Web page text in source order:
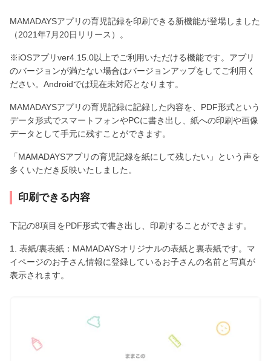
MAMADAYSアプリの育児記録を印刷できる新機能が登場しました
（2021年7月20日リリース）。
※iOSアプリver4.15.0以上でご利用いただける機能です。アプリ
のバージョンが満たない場合はバージョンアップをしてご利用く
ださい。Androidでは現在未対応となります。
MAMADAYSアプリの育児記録に記録した内容を、PDF形式という
データ形式でスマートフォンやPCに書き出し、紙への印刷や画像
データとして手元に残すことができます。
「MAMADAYSアプリの育児記録を紙にして残したい」という声を
多くいただき反映いたしました。
印刷できる内容
下記の8項目をPDF形式で書き出し、印刷することができます。
1. 表紙/裏表紙：MAMADAYSオリジナルの表紙と裏表紙です。マ
イページのお子さん情報に登録しているお子さんの名前と写真が
表示されます。